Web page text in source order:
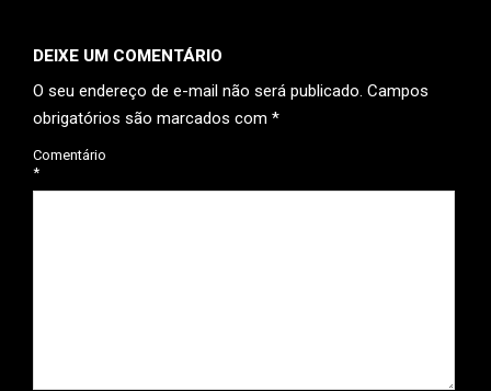
DEIXE UM COMENTÁRIO
O seu endereço de e-mail não será publicado. Campos
obrigatórios são marcados com *
Comentário
*